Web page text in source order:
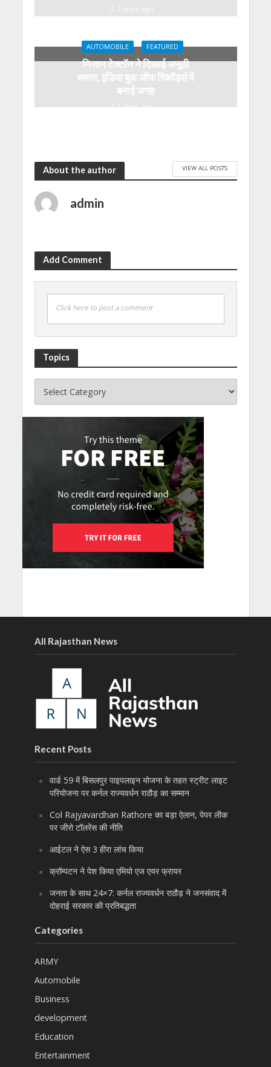
2 days ago
AUTOMOBILE FEATURED
निसान टेक्टॉन ने दिखाई अनूठी
क्षमता, इंडिया बुक ऑफ रिकॉर्ड्स में
बनाई जगह
3 days ago
About the author VIEW ALL POSTS
admin
Add Comment
Click here to post a comment
Topics
All Rajasthan News
Recent Posts
वार्ड 59 में बिसलपुर पाइपलाइन योजना के तहत स्ट्रीट लाइट
परियोजना पर कर्नल राज्यवर्धन राठौड़ का सम्मान
Col Rajyavardhan Rathore का बड़ा ऐलान, पेपर लीक
पर जीरो टॉलरेंस की नीति
आईटल ने ऐस 3 हीरा लांच किया
क्रॉम्पटन ने पेश किया एमियो एज एयर फ्रायर
जनता के साथ 24×7: कर्नल राज्यवर्धन राठौड़ ने जनसंवाद में
दोहराई सरकार की प्रतिबद्धता
Categories
ARMY
Automobile
Business
development
Education
Entertainment